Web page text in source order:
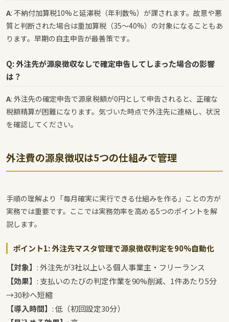
A: 不納付加算税10%と延滞税（年利数%）が課されます。故意や悪
質と判断された場合は重加算税（35〜40%）の対象になることもあ
ります。早期の自主申告が最善策です。
Q: 外注先が源泉徴収なしで確定申告してしまった場合の影響
は？
A: 外注先の確定申告で源泉税額が0円として申告されると、正確な
税額精算が困難になります。気づいた時点で外注先に連絡し、状況
を確認してください。
外注費の源泉徴収は5つの仕組みで管理
手順の理解より「毎月確実に実行できる仕組みを作る」ことの方が
実務では重要です。ここでは実務効率を高める5つのポイントを解
説します。
ポイント1: 外注先マスタ管理で源泉徴収判定を90%自動化
【対象】 : 外注先が3社以上いる個人事業主・フリーランス
【効果】 : 支払いのたびの判定作業を90%削減、1件あたり5分
→30秒へ短縮
【導入時間】 : 低（初回設定30分）